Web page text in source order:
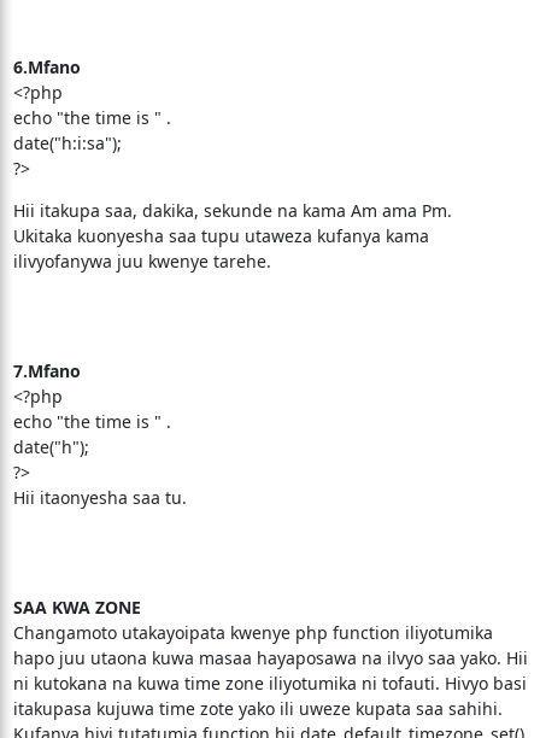
6.Mfano
<?php
echo "the time is " .
date("h:i:sa");
?>
Hii itakupa saa, dakika, sekunde na kama Am ama Pm.
Ukitaka kuonyesha saa tupu utaweza kufanya kama
ilivyofanywa juu kwenye tarehe.
7.Mfano
<?php
echo "the time is " .
date("h");
?>
Hii itaonyesha saa tu.
SAA KWA ZONE
Changamoto utakayoipata kwenye php function iliyotumika
hapo juu utaona kuwa masaa hayaposawa na ilvyo saa yako. Hii
ni kutokana na kuwa time zone iliyotumika ni tofauti. Hivyo basi
itakupasa kujuwa time zote yako ili uweze kupata saa sahihi.